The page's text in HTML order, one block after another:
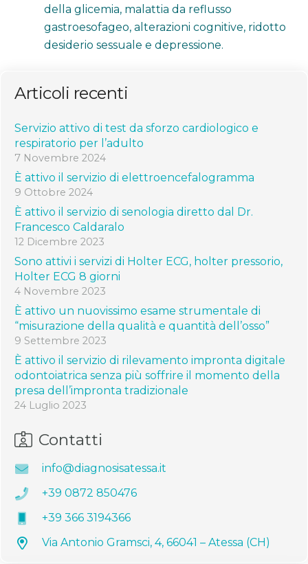
della glicemia, malattia da reflusso
gastroesofageo, alterazioni cognitive, ridotto
desiderio sessuale e depressione.
Articoli recenti
Servizio attivo di test da sforzo cardiologico e
respiratorio per l’adulto
7 Novembre 2024
È attivo il servizio di elettroencefalogramma
9 Ottobre 2024
È attivo il servizio di senologia diretto dal Dr.
Francesco Caldaralo
12 Dicembre 2023
Sono attivi i servizi di Holter ECG, holter pressorio,
Holter ECG 8 giorni
4 Novembre 2023
È attivo un nuovissimo esame strumentale di
“misurazione della qualità e quantità dell’osso”
9 Settembre 2023
È attivo il servizio di rilevamento impronta digitale
odontoiatrica senza più soffrire il momento della
presa dell’impronta tradizionale
24 Luglio 2023
Contatti
info@diagnosisatessa.it
+39 0872 850476
+39 366 3194366
Via Antonio Gramsci, 4, 66041 – Atessa (CH)